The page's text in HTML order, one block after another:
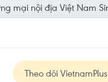
mại nội địa Việt Nam
Theo dõi VietnamPlus